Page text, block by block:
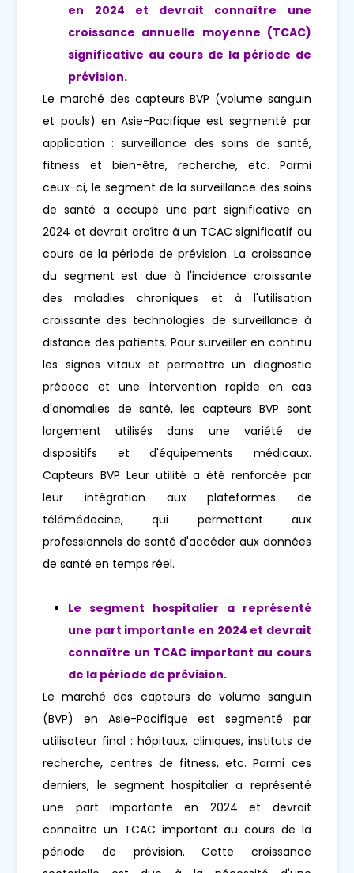
en 2024 et devrait connaître une
croissance annuelle moyenne (TCAC)
significative au cours de la période de
prévision.
Le marché des capteurs BVP (volume sanguin
et pouls) en Asie-Pacifique est segmenté par
application : surveillance des soins de santé,
fitness et bien-être, recherche, etc. Parmi
ceux-ci, le segment de la surveillance des soins
de santé a occupé une part significative en
2024 et devrait croître à un TCAC significatif au
cours de la période de prévision. La croissance
du segment est due à l'incidence croissante
des maladies chroniques et à l'utilisation
croissante des technologies de surveillance à
distance des patients. Pour surveiller en continu
les signes vitaux et permettre un diagnostic
précoce et une intervention rapide en cas
d'anomalies de santé, les capteurs BVP sont
largement utilisés dans une variété de
dispositifs et d'équipements médicaux.
Capteurs BVP Leur utilité a été renforcée par
leur intégration aux plateformes de
télémédecine, qui permettent aux
professionnels de santé d'accéder aux données
de santé en temps réel.
Le segment hospitalier a représenté
une part importante en 2024 et devrait
connaître un TCAC important au cours
de la période de prévision.
Le marché des capteurs de volume sanguin
(BVP) en Asie-Pacifique est segmenté par
utilisateur final : hôpitaux, cliniques, instituts de
recherche, centres de fitness, etc. Parmi ces
derniers, le segment hospitalier a représenté
une part importante en 2024 et devrait
connaître un TCAC important au cours de la
période de prévision. Cette croissance